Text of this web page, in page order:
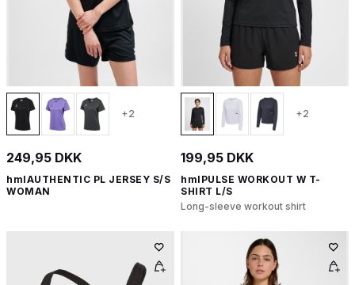
+2
249,95 DKK
hmlAUTHENTIC PL JERSEY S/S
WOMAN
+2
199,95 DKK
hmlPULSE WORKOUT W T-
SHIRT L/S
Long-sleeve workout shirt